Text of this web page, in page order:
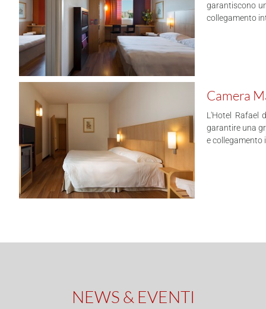
garantiscono
collegamento
Camera
L'Hotel Rafael
garantire una
e collegamento
NEWS & EVENTI